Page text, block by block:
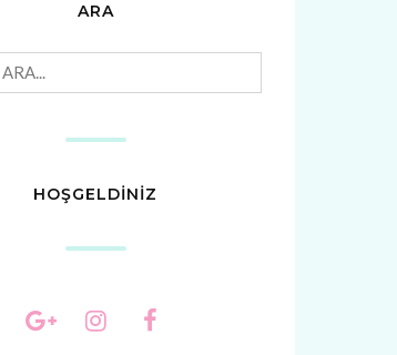
ARA
HOŞGELDİNİZ